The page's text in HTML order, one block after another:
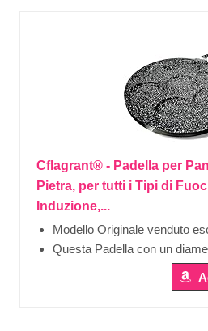
Cflagrant® - Padella per
Pietra, per tutti i Tipi di
Induzione,...
Modello Originale venduto
Questa Padella con un